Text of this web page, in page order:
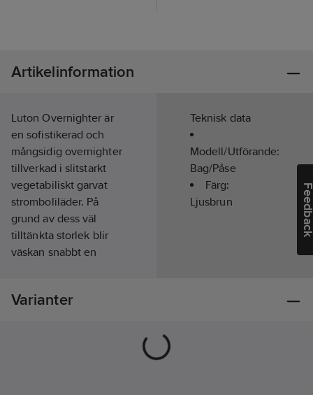
Artikelinformation
Luton Overnighter är
en sofistikerad och
mångsidig overnighter
tillverkad i slitstarkt
vegetabiliskt garvat
stromboliläder. På
grund av dess väl
tilltänkta storlek blir
väskan snabbt en
arbetet. Den är gjord
Teknisk data
Modell/Utförande:
Bag/Påse
Färg:
Ljusbrun
Varianter